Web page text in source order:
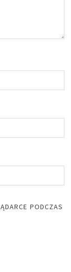
PODCZAS